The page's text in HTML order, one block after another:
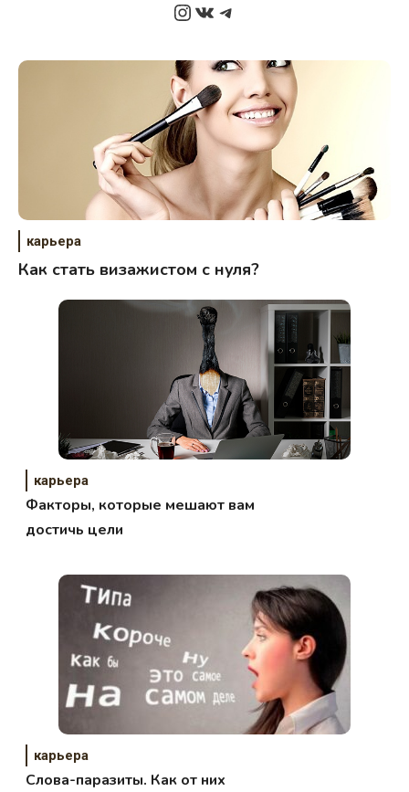
Instagram
ВКонтакте
Telegram
карьера
Как стать визажистом с нуля?
карьера
Факторы, которые мешают вам
достичь цели
карьера
Слова-паразиты. Как от них